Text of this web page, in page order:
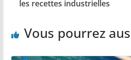
les recettes industrielles
Vous pourrez